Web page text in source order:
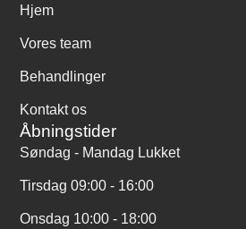
Hjem
Vores team
Behandlinger
Kontakt os
Åbningstider
Søndag - Mandag Lukket
Tirsdag 09:00 - 16:00
Onsdag 10:00 - 18:00